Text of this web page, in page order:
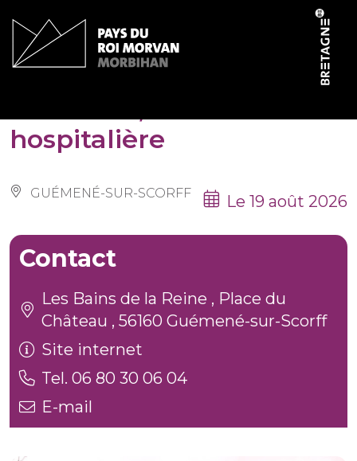
hospitalière
GUÉMENÉ-SUR-SCORFF Le 19 août 2026
Contact
Les Bains de la Reine , Place du
Château , 56160 Guémené-sur-Scorff
Site internet
Tel. 06 80 30 06 04
E-mail